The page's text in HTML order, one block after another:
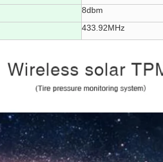
8dbm
433.92MHz